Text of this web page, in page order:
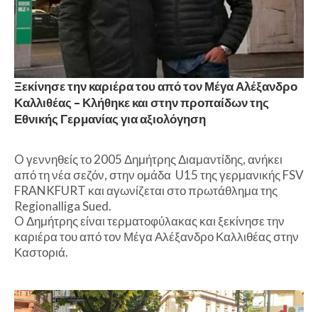
Ξεκίνησε την καριέρα του από τον Μέγα Αλέξανδρο
Καλλιθέας – Κλήθηκε και στην προπαίδων της
Εθνικής Γερμανίας για αξιολόγηση
O γεννηθείς το 2005 Δημήτρης Διαμαντίδης, ανήκει
από τη νέα σεζόν, στην ομάδα U15 της γερμανικής FSV
FRANKFURT και αγωνίζεται στο πρωτάθλημα της
Regionalliga Sued.
O Δημήτρης είναι τερματοφύλακας και ξεκίνησε την
καριέρα του από τον Μέγα Αλέξανδρο Καλλιθέας στην
Καστοριά.